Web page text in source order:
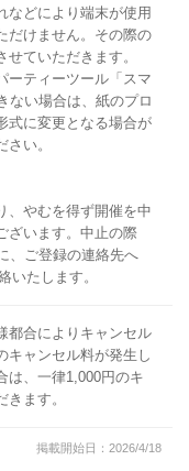
などにより端末が使用
だけません。その際の
ていただきます。
ーティーツール「スマ
ない場合は、紙のプロ
式に変更となる場合が
い。
、やむを得ず開催を中
ざいます。中止の際
、ご登録の連絡先へ
いたします。
都合によりキャンセル
キャンセル料が発生し
は、一律1,000円のキ
ます。
掲載開始日：2026/4/18